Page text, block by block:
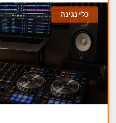
כלי נגינה